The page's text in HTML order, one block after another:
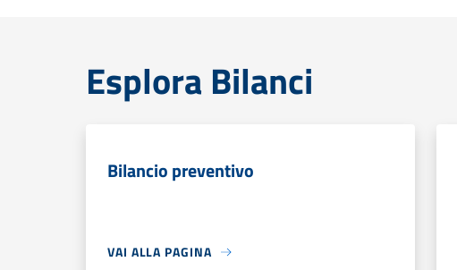
Esplora Bilanci
Bilancio preventivo
VAI ALLA PAGINA